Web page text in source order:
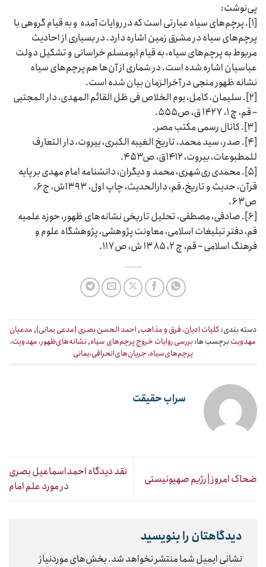
پی‌نوشت:
[۱]. پرچم‌های سیاه عبارتی است که در روایات آمده و به قیام گروهی با
پرچم‌های سیاه در مشرق‌ زمین اشاره دارد. در بسیاری از احادیث
مربوط به پرچم‌های سیاه، به قیام ابومسلم خراسانی و تشکیل دولت
عباسیان اشاره شده است. در شماری از آن‌ها هم پرچم‌های سیاه
نشانه ظهور منجی در آخرالزمان بیان شده است.
[۲]. سلیمان، کامل، یوم الخلاص فی ظل القائم المهدی، دار المجتبى
– قم، چ ۱، ۱۴۲۷ ق، ص۵۵۵.
[۳]. کانال رسمی مکتب مصر.
[۴]. صدر، سید محمد، تاریخ الغیبه الکبری، بیروت، دار التعارف
للمطبوعات، بیروت، ۱۴۱۲ق، ص۴۵۳.
[۵]. محمدی ری‌شهری، محمد و دیگران، دانشنامه امام مهدی بر پایه
قرآن، حدیث و تاریخ، قم، دارالحدیث، چاپ اول، ۱۳۹۳ش، ج۶،
ص۶۳.
[۶]. صادقى، مصطفى، تحلیل تاریخى نشانه‏‌هاى ظهور، حوزه علمیه
قم، دفتر تبلیغات اسلامى، معاونت پژوهشى، پژوهشگاه علوم و
فرهنگ اسلامى – قم، چ ۲، ۱۳۸۵ ش، ص۱۱۷.
دسته بندی: کلیات ادیان، فرق و مذاهب,احمد الحسن بصری (مدعی یمانی),مدعیان
مهدویتبرچسب ها:بررسی روایات خروج پرچم‌های سیاه,نشانه‌های‌ظهور‌، مهدویت،
پرچم‌های‌سیاه، جریان‌های‌انحرافی،یمانی
سراب حقیقت
ضحاک امروز | رژیم صهیونیستی
نقد دیدگاه احمداسماعیل بصری
در مورد علم امام
دیدگاهتان را بنویسید
نشانی ایمیل شما منتشر نخواهد شد.بخش‌های موردنیاز